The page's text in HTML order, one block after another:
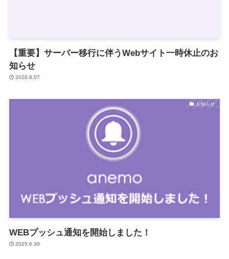
【重要】サーバー移行に伴うWebサイト一時休止のお
知らせ
2026.8.07
お知らせ
WEBプッシュ通知を開始しました！
2025.6.30